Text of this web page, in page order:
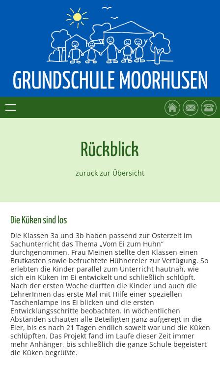
Rückblick
zurück zur Übersicht
Die Küken sind los
Die Klassen 3a und 3b haben passend zur Osterzeit im
Sachunterricht das Thema „Vom Ei zum Huhn“
durchgenommen. Frau Meinen stellte den Klassen einen
Brutkasten sowie befruchtete Hühnereier zur Verfügung. So
erlebten die Kinder parallel zum Unterricht hautnah, wie
sich ein Küken im Ei entwickelt und schließlich schlüpft.
Nach der ersten Woche durften die Kinder und auch die
LehrerInnen das erste Mal mit Hilfe einer speziellen
Taschenlampe ins Ei blicken und die ersten
Entwicklungsschritte beobachten. In wöchentlichen
Abständen schauten alle Beteiligten ganz aufgeregt in die
Eier, bis es nach 21 Tagen endlich soweit war und die Küken
schlüpften. Das Projekt fand im Laufe dieser Zeit immer
mehr Anhänger, bis schließlich die ganze Schule begeistert
die Küken begrüßte.